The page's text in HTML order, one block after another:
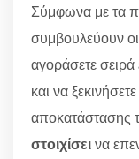
Σύμφωνα με τα
συμβουλεύουν
αγοράσετε
και να
αποκατάστασης
στοιχίσεινα